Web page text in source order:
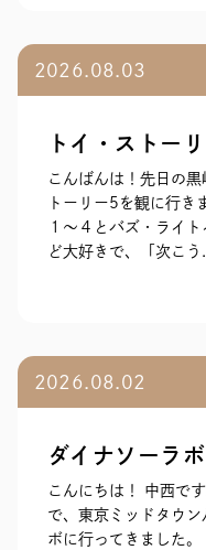
2026.08.03
トイ・ストー
こんばんは！先日の
トーリー5を観に行き
１〜４とバズ・ライ
ど大好きで、「次こう
2026.08.02
ダイナソーラボ
こんにちは！ 中西で
で、東京ミッドタウ
ボに行ってきました